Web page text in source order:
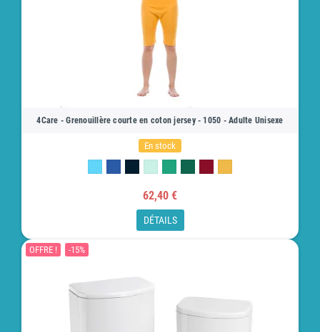
4Care - Grenouillère courte en coton jersey - 1050 - Adulte Unisexe
En stock
62,40 €
DÉTAILS
OFFRE ! -15%